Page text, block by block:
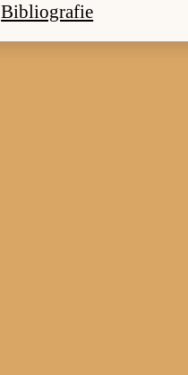
Bibliografie